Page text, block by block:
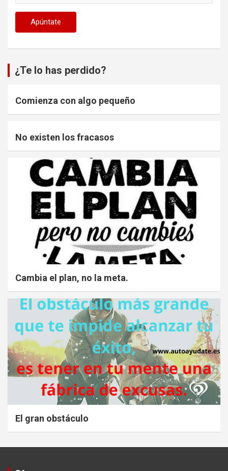
¿Te lo has perdido?
Comienza con algo pequeño
No existen los fracasos
Cambia el plan, no la meta.
El gran obstáculo